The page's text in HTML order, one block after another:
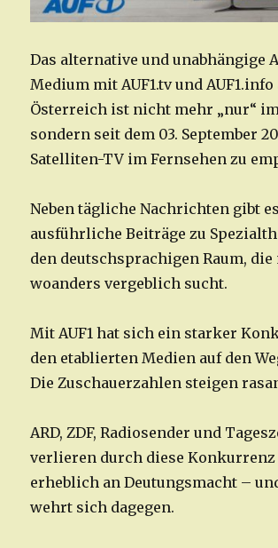
Das alternative und unabhängige
Medium mit AUF1.tv und AUF1.info
Österreich ist nicht mehr „nur“
sondern seit dem 03. September
Satelliten-TV im Fernsehen zu
Neben tägliche Nachrichten gibt es
ausführliche Beiträge zu
den deutschsprachigen Raum, die
woanders vergeblich sucht.
Mit AUF1 hat sich ein starker
den etablierten Medien auf den
Die Zuschauerzahlen steigen
ARD, ZDF, Radiosender und
verlieren durch diese Konkurrenz
erheblich an Deutungsmacht –
wehrt sich dagegen.